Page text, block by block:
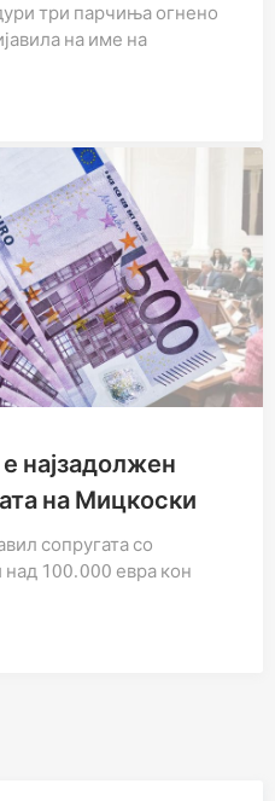
три парчиња огнено
на име на
најзадолжен
на Мицкоски
сопругата со
100.000 евра кон